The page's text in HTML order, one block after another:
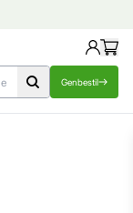
Genbestil